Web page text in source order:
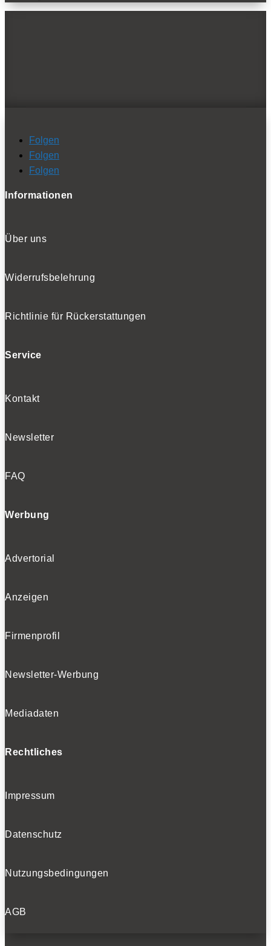
Folgen
Folgen
Folgen
Informationen
Über uns
Widerrufsbelehrung
Richtlinie für Rückerstattungen
Service
Kontakt
Newsletter
FAQ
Werbung
Advertorial
Anzeigen
Firmenprofil
Newsletter-Werbung
Mediadaten
Rechtliches
Impressum
Datenschutz
Nutzungsbedingungen
AGB